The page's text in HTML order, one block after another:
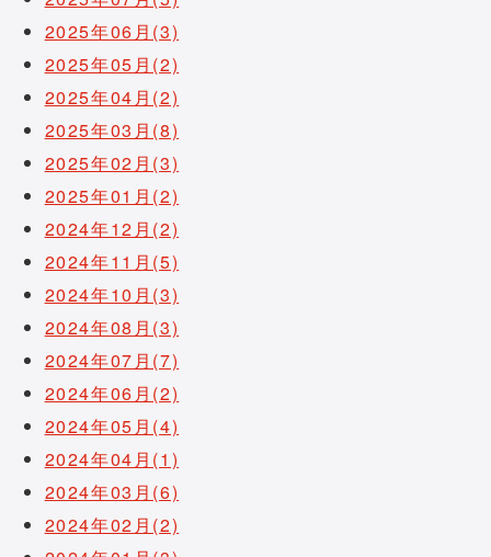
2025年06月(3)
2025年05月(2)
2025年04月(2)
2025年03月(8)
2025年02月(3)
2025年01月(2)
2024年12月(2)
2024年11月(5)
2024年10月(3)
2024年08月(3)
2024年07月(7)
2024年06月(2)
2024年05月(4)
2024年04月(1)
2024年03月(6)
2024年02月(2)